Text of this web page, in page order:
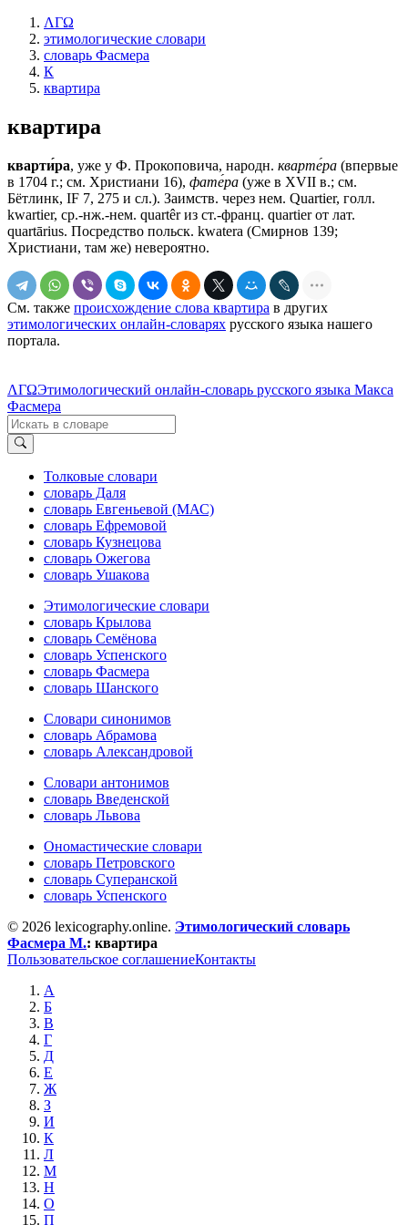
ΛΓΩ
этимологические словари
словарь Фасмера
К
квартира
квартира
кварти́ра, уже у Ф. Прокоповича, народн. кварте́ра (впервые
в 1704 г.; см. Христиани 16), фате́ра (уже в XVII в.; см.
Бётлинк, IF 7, 275 и сл.). Заимств. через нем. Quartier, голл.
kwartier, ср.-нж.-нем. quartêr из ст.-франц. quartier от лат.
quartārius. Посредство польск. kwatera (Смирнов 139;
Христиани, там же) невероятно.
См. также происхождение слова квартира в других
этимологических онлайн-словарях русского языка нашего
портала.
ΛΓΩЭтимологический онлайн-словарь русского языка Макса
Фасмера
Толковые словари
словарь Даля
словарь Евгеньевой (МАС)
словарь Ефремовой
словарь Кузнецова
словарь Ожегова
словарь Ушакова
Этимологические словари
словарь Крылова
словарь Семёнова
словарь Успенского
словарь Фасмера
словарь Шанского
Словари синонимов
словарь Абрамова
словарь Александровой
Словари антонимов
словарь Введенской
словарь Львова
Ономастические словари
словарь Петровского
словарь Суперанской
словарь Успенского
© 2026 lexicography.online. Этимологический словарь
Фасмера М.: квартира
Пользовательское соглашениеКонтакты
А
Б
В
Г
Д
Е
Ж
З
И
К
Л
М
Н
О
П